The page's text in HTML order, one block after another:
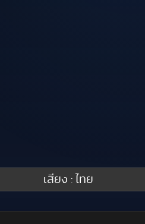
เสียง : ไทย